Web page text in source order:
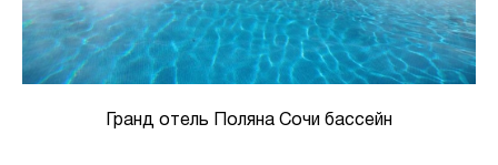
Гранд отель Поляна Сочи бассейн